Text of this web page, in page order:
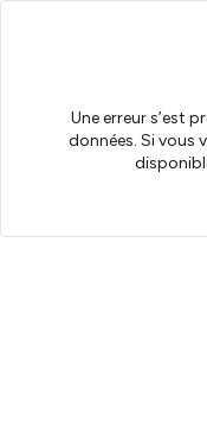
Une erreur s’est
données. Si vous